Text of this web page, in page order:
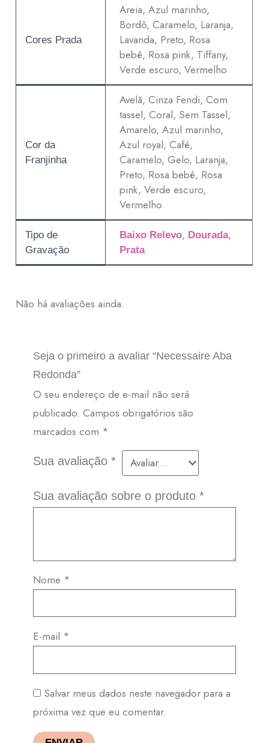
Cores Prada
Areia, Azul marinho,
Bordô, Caramelo, Laranja,
Lavanda, Preto, Rosa
bebê, Rosa pink, Tiffany,
Verde escuro, Vermelho
Cor da
Franjinha
Avelã, Cinza Fendi, Com
tassel, Coral, Sem Tassel,
Amarelo, Azul marinho,
Azul royal, Café,
Caramelo, Gelo, Laranja,
Preto, Rosa bebê, Rosa
pink, Verde escuro,
Vermelho
Tipo de
Gravação
Baixo Relevo, Dourada,
Prata
Não há avaliações ainda.
Seja o primeiro a avaliar “Necessaire Aba
Redonda”
O seu endereço de e-mail não será
publicado. Campos obrigatórios são
marcados com *
Sua avaliação *
Sua avaliação sobre o produto *
Nome *
E-mail *
Salvar meus dados neste navegador para a
próxima vez que eu comentar.